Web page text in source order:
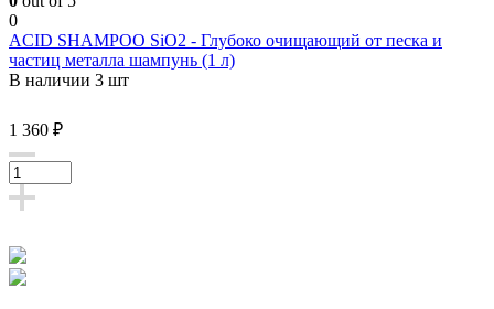
0
ACID SHAMPOO SiO2 - Глубоко очищающий от песка и
частиц металла шампунь (1 л)
В наличии 3 шт
1 360 ₽